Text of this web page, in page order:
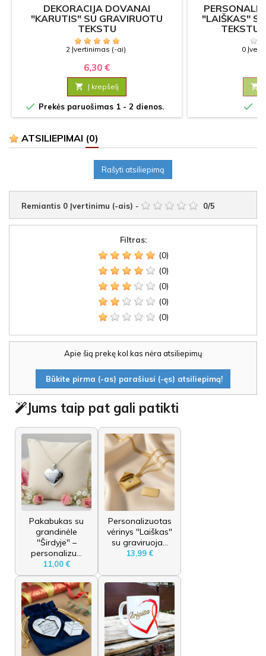
DEKORACIJA DOVANAI
"KARUTIS" SU GRAVIRUOTU
TEKSTU
2 Įvertinimas (-ai)
6,30 €
 Į krepšelį
 Prekės paruošimas 1 - 2 dienos.
"LAIŠKAS"
TEKSTU
0


ATSILIEPIMAI (0)
Rašyti atsiliepimą
Remiantis 0 Įvertinimu (-ais) - 0/5
Filtras:
(0)
(0)
(0)
(0)
(0)
Apie šią prekę kol kas nėra atsiliepimų
Būkite pirma (-as) parašiusi (-ęs) atsiliepimą!
Jums taip pat gali patikti
Pakabukas su
grandinėle
"Širdyje" –
personalizu...
11,00 €
Personalizuotas
vėrinys "Laiškas"
su graviruoja...
13,99 €